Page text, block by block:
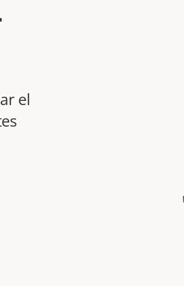
el